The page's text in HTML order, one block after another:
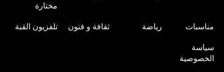
مختارة
مناسبات رياضة ثقافة و فنون تلفزيون القبة
سياسة
الخصوصية